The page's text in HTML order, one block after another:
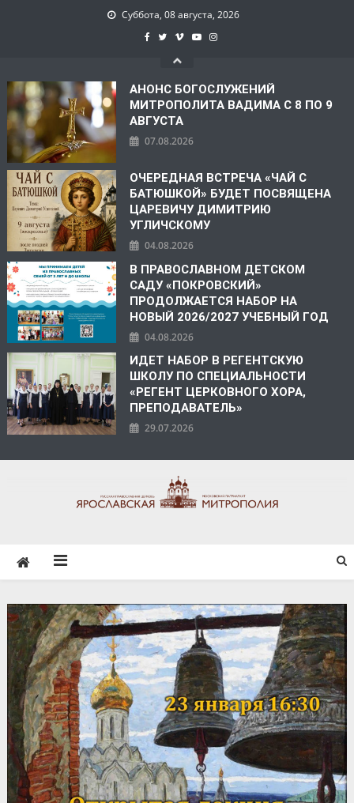
Суббота, 08 августа, 2026
АНОНС БОГОСЛУЖЕНИЙ
МИТРОПОЛИТА ВАДИМА С 8 ПО 9
АВГУСТА
07.08.2026
ОЧЕРЕДНАЯ ВСТРЕЧА «ЧАЙ С
БАТЮШКОЙ» БУДЕТ ПОСВЯЩЕНА
ЦАРЕВИЧУ ДИМИТРИЮ
УГЛИЧСКОМУ
04.08.2026
В ПРАВОСЛАВНОМ ДЕТСКОМ
САДУ «ПОКРОВСКИЙ»
ПРОДОЛЖАЕТСЯ НАБОР НА
НОВЫЙ 2026/2027 УЧЕБНЫЙ ГОД
04.08.2026
ИДЕТ НАБОР В РЕГЕНТСКУЮ
ШКОЛУ ПО СПЕЦИАЛЬНОСТИ
«РЕГЕНТ ЦЕРКОВНОГО ХОРА,
ПРЕПОДАВАТЕЛЬ»
29.07.2026